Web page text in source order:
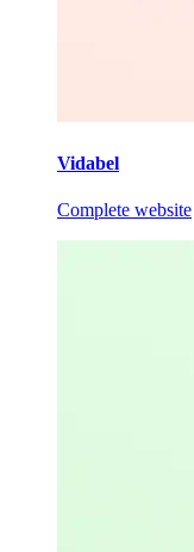
Vidabel
Complete website